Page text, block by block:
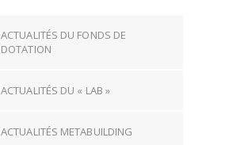
ACTUALITÉS DU FONDS DE
DOTATION
ACTUALITÉS DU « LAB »
ACTUALITÉS METABUILDING